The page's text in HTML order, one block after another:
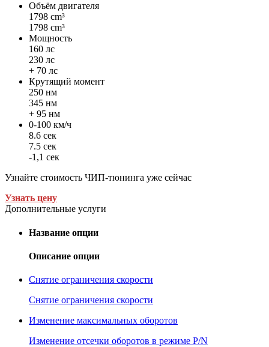
Объём двигателя
1798 cm³
1798 cm³
Мощность
160 лс
230 лс
+ 70 лс
Крутящий момент
250 нм
345 нм
+ 95 нм
0-100 км/ч
8.6 сек
7.5 сек
-1,1 сек
Узнайте стоимость ЧИП-тюнинга уже сейчас
Узнать цену
Дополнительные услуги
Название опции
Описание опции
Снятие ограничения скорости
Снятие ограничения скорости
Изменение максимальных оборотов
Изменение отсечки оборотов в режиме P/N